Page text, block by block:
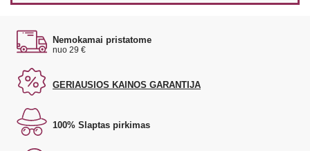
Nemokamai pristatome
nuo 29 €
GERIAUSIOS KAINOS GARANTIJA
100% Slaptas pirkimas